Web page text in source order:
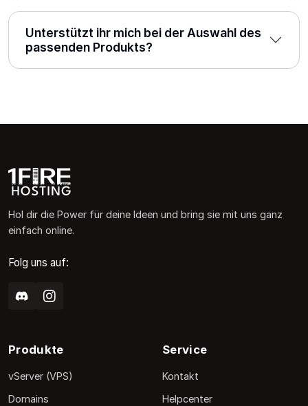
Unterstützt ihr mich bei der Auswahl des
passenden Produkts?
Hol dir die Power für deine Ideen und bring sie mit uns ganz
einfach online.
Folg uns auf:
Produkte
vServer (VPS)
Domains
Service
Kontakt
Helpcenter